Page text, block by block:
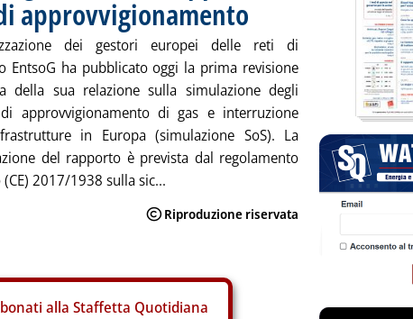
approvvigionamento
dei gestori europei delle reti di
EntsoG ha pubblicato oggi la prima revisione
della sua relazione sulla simulazione degli
approvvigionamento di gas e interruzione
in Europa (simulazione SoS). La
del rapporto è prevista dal regolamento
2017/1938 sulla sic...
alla Staffetta Quotidiana